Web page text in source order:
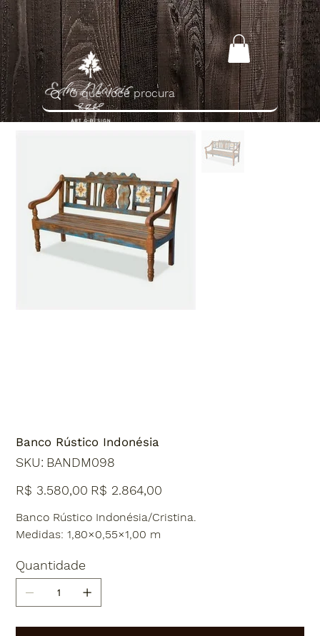
Home >Banco Rústico Indonésia
Banco Rústico Indonésia
SKU: SKU
BANDM098
BANDM098
Preço
original
R$ 3.580,00 Preço
promocional
R$ 2.864,00
Banco Rústico Indonésia/Cristina.
Medidas: 1,80×0,55×1,00 m
Quantidade